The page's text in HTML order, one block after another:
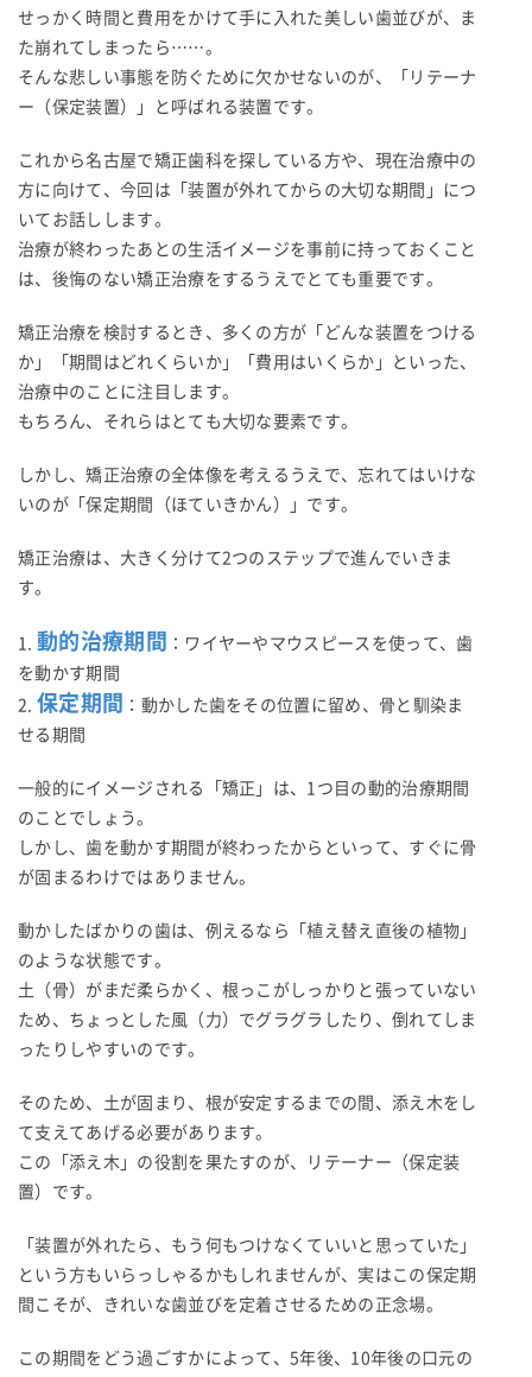
せっかく時間と費用をかけて手に入れた美しい歯並びが、ま
た崩れてしまったら……。
そんな悲しい事態を防ぐために欠かせないのが、「リテーナ
ー（保定装置）」と呼ばれる装置です。
これから名古屋で矯正歯科を探している方や、現在治療中の
方に向けて、今回は「装置が外れてからの大切な期間」につ
いてお話しします。
治療が終わったあとの生活イメージを事前に持っておくこと
は、後悔のない矯正治療をするうえでとても重要です。
矯正治療を検討するとき、多くの方が「どんな装置をつける
か」「期間はどれくらいか」「費用はいくらか」といった、
治療中のことに注目します。
もちろん、それらはとても大切な要素です。
しかし、矯正治療の全体像を考えるうえで、忘れてはいけな
いのが「保定期間（ほていきかん）」です。
矯正治療は、大きく分けて2つのステップで進んでいきま
す。
1. 動的治療期間
：ワイヤーやマウスピースを使って、歯
を動かす期間
2. 保定期間
：動かした歯をその位置に留め、骨と馴染ま
せる期間
一般的にイメージされる「矯正」は、1つ目の動的治療期間
のことでしょう。
しかし、歯を動かす期間が終わったからといって、すぐに骨
が固まるわけではありません。
動かしたばかりの歯は、例えるなら「植え替え直後の植物」
のような状態です。
土（骨）がまだ柔らかく、根っこがしっかりと張っていない
ため、ちょっとした風（力）でグラグラしたり、倒れてしま
ったりしやすいのです。
そのため、土が固まり、根が安定するまでの間、添え木をし
て支えてあげる必要があります。
この「添え木」の役割を果たすのが、リテーナー（保定装
置）です。
「装置が外れたら、もう何もつけなくていいと思っていた」
という方もいらっしゃるかもしれませんが、実はこの保定期
間こそが、きれいな歯並びを定着させるための正念場。
この期間をどう過ごすかによって、5年後、10年後の口元の